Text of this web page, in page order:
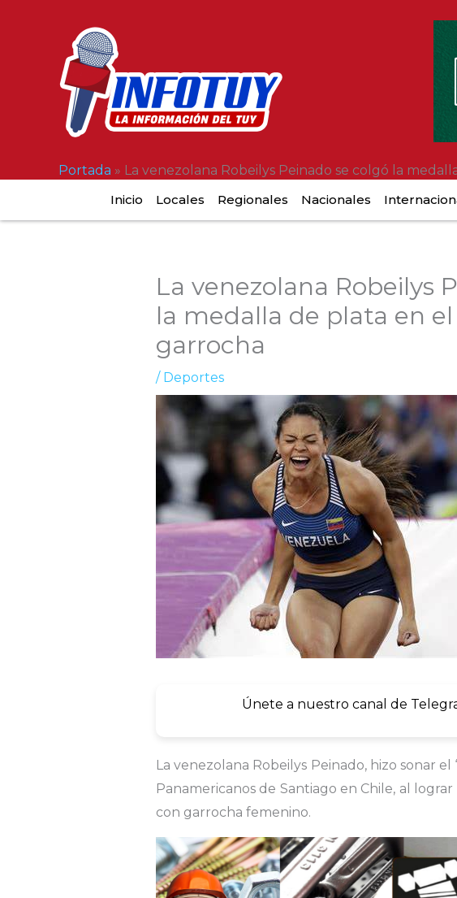
contenido
Portada » La venezolana Robeilys Peinado se colgó la
Inicio
Locales Regionales Nacionales
La venezolana Robeilys
la medalla de plata en
garrocha
/ Deportes
Únete a nuestro canal de
La venezolana Robeilys Peinado, hizo sonar
Panamericanos de Santiago en Chile, al
con garrocha femenino.